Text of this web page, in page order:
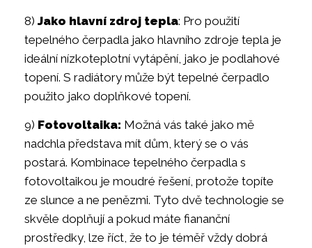
8) Jako hlavní zdroj tepla: Pro použití
tepelného čerpadla jako hlavního zdroje tepla je
ideální nízkoteplotní vytápění, jako je podlahové
topení. S radiátory může být tepelné čerpadlo
použito jako doplňkové topení.
9) Fotovoltaika: Možná vás také jako mě
nadchla představa mít dům, který se o vás
postará. Kombinace tepelného čerpadla s
fotovoltaikou je moudré řešení, protože topíte
ze slunce a ne penězmi. Tyto dvě technologie se
skvěle doplňují a pokud máte fiananční
prostředky, lze říct, že to je téměř vždy dobrá